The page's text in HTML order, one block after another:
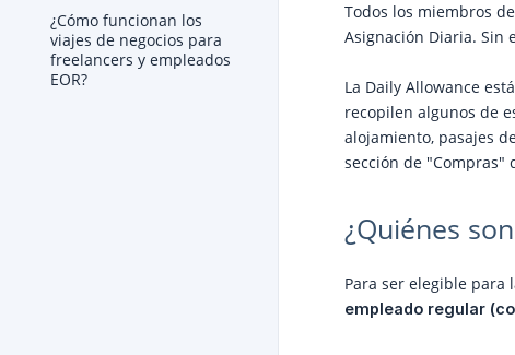
¿Cómo funcionan los
viajes de negocios para
freelancers y empleados
EOR?
Todos los miembros
Asignación Diaria. Sin
La Daily Allowance
recopilen algunos de
alojamiento, pasajes
sección de "Compras"
¿Quiénes
Para ser elegible para
empleado regular